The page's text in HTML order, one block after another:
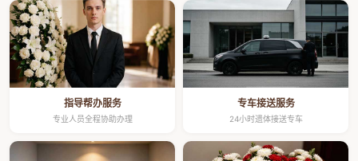
指导帮办服务
专业人员全程协助办理
专车接送服务
24小时遗体接送专车